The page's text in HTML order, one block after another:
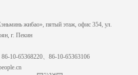
жибао», пятый этаж, офис 354, ул.
г. Пекин
10-65368220、86-10-65363106